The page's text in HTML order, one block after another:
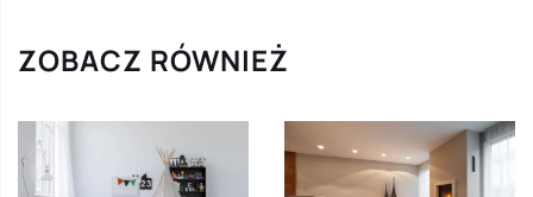
ZOBACZ RÓWNIEŻ